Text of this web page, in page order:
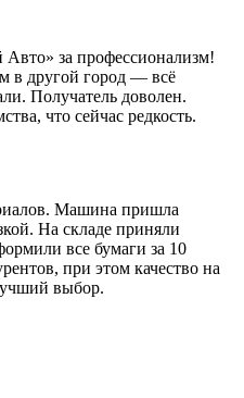
за профессионализм!
в другой город — всё
Получатель доволен.
что сейчас редкость.
Машина пришла
На складе приняли
все бумаги за 10
при этом качество на
выбор.